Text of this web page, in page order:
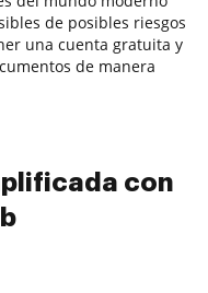
de posibles riesgos
una cuenta gratuita y
de manera
con